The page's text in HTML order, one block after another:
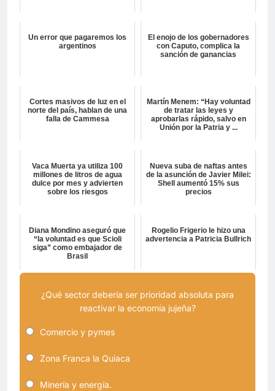
Un error que pagaremos los
argentinos
El enojo de los gobernadores
con Caputo, complica la
sanción de ganancias
Cortes masivos de luz en el
norte del país, hablan de una
falla de Cammesa
Martín Menem: “Hay voluntad
de tratar las leyes y
aprobarlas rápido, salvo en
Unión por la Patria y ...
Vaca Muerta ya utiliza 100
millones de litros de agua
dulce por mes y advierten
sobre los riesgos
Nueva suba de naftas antes
de la asunción de Javier Milei:
Shell aumentó 15% sus
precios
Diana Mondino aseguró que
“la voluntad es que Scioli
siga” como embajador de
Brasil
Rogelio Frigerio le hizo una
advertencia a Patricia Bullrich
¿Qué sector debería ser prioridad absoluta para
reactivar la economía jujeña?
Comercio y pymes
Zona Franca la Quiaca
Minería y energía.